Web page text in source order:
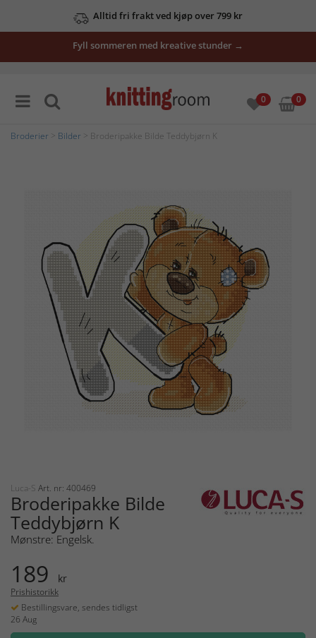
Alltid fri frakt ved kjøp over 799 kr
Fyll sommeren med kreative stunder →
0 0
Broderier Bilder > Broderipakke Bilde Teddybjørn K
Luca-S Art. nr: 400469
Broderipakke Bilde
Teddybjørn K
Mønstre: Engelsk.
189 kr
Prishistorikk
Bestillingsvare, sendes tidligst
26 Aug